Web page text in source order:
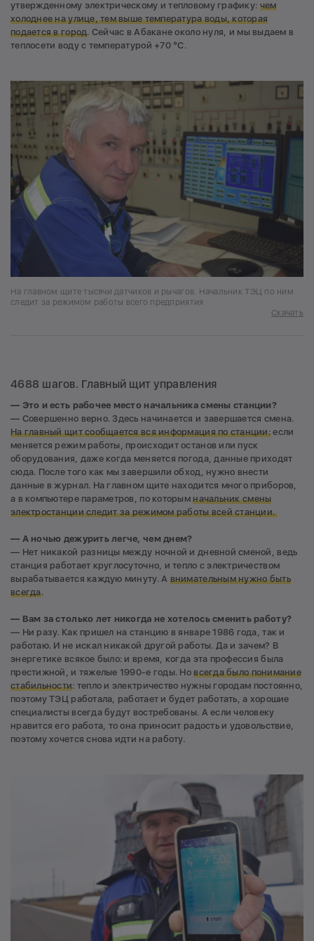
утвержденному электрическому и тепловому графику: чем
холоднее на улице, тем выше температура воды, которая
подается в город. Сейчас в Абакане около нуля, и мы выдаем в
теплосети воду с температурой +70 °С.
На главном щите тысячи датчиков и рычагов. Начальник ТЭЦ по ним
следит за режимом работы всего предприятия
Скачать
4688 шагов. Главный щит управления
— Это и есть рабочее место начальника смены станции?
— Совершенно верно. Здесь начинается и завершается смена.
На главный щит сообщается вся информация по станции: если
меняется режим работы, происходит останов или пуск
оборудования, даже когда меняется погода, данные приходят
сюда. После того как мы завершили обход, нужно внести
данные в журнал. На главном щите находится много приборов,
а в компьютере параметров, по которымначальник смены
электростанции следит за режимом работы всей станции.
— А ночью дежурить легче, чем днем?
— Нет никакой разницы между ночной и дневной сменой, ведь
станция работает круглосуточно, и тепло с электричеством
вырабатывается каждую минуту. А внимательным нужно быть
всегда.
— Вам за столько лет никогда не хотелось сменить работу?
— Ни разу. Как пришел на станцию в январе 1986 года, так и
работаю. И не искал никакой другой работы. Да и зачем? В
энергетике всякое было: и время, когда эта профессия была
престижной, и тяжелые 1990-е годы. Новсегда было понимание
стабильности: тепло и электричество нужны городам постоянно,
поэтому ТЭЦ работала, работает и будет работать, а хорошие
специалисты всегда будут востребованы. А если человеку
нравится его работа, то она приносит радость и удовольствие,
поэтому хочется снова идти на работу.